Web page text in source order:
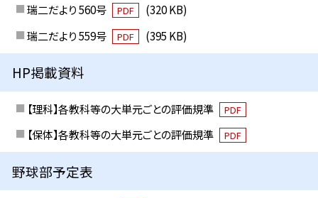
瑞二だより 560号
PDF
(320 KB)
瑞二だより 559号
PDF (395 KB)
HP掲載資料
【理科】各教科等の大単元ごとの評価規準 PDF
【保体】各教科等の大単元ごとの評価規準 PDF
野球部予定表